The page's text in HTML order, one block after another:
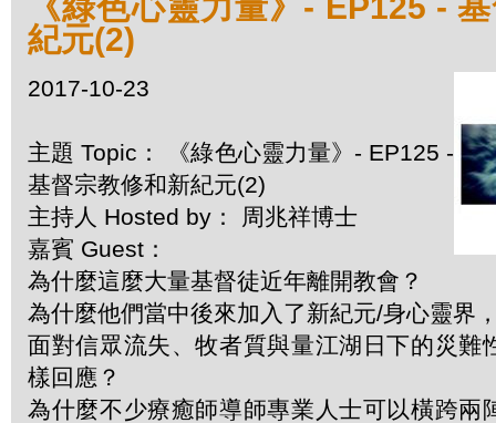
紀元(2)
2017-10-23
主題 Topic： 《綠色心靈力量》- EP125 -
基督宗教修和新紀元(2)
主持人 Hosted by： 周兆祥博士
嘉賓 Guest：
為什麼這麼大量基督徒近年離開教會？
為什麼他們當中後來加入了新紀元/身心靈界
面對信眾流失、牧者質與量江湖日下的災難
樣回應？
為什麼不少療癒師導師專業人士可以橫跨兩